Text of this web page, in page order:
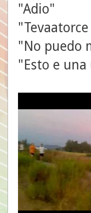
"Adio"
"No puedo
"Esto e